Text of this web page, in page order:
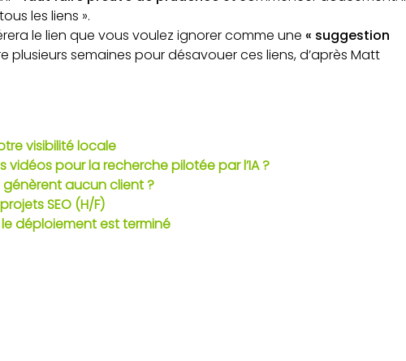
les liens ».
le lien que vous voulez ignorer comme une « suggestion
semaines pour désavouer ces liens, d’après Matt
visibilité locale
pour la recherche pilotée par l’IA ?
aucun client ?
SEO (H/F)
déploiement est terminé